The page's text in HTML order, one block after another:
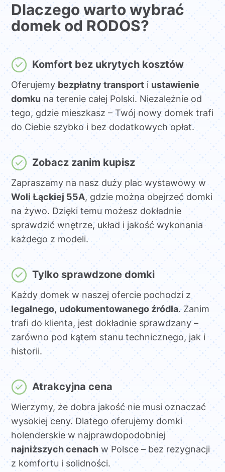
Dlaczego warto wybrać
domek od RODOS?
Komfort bez ukrytych kosztów
Oferujemybezpłatny transporti ustawienie
domkuna terenie całej Polski. Niezależnie od
tego, gdzie mieszkasz – Twój nowy domek trafi
do Ciebie szybko i bez dodatkowych opłat.
Zobacz zanim kupisz
Zapraszamy na nasz duży plac wystawowy w
Woli Łąckiej 55A, gdzie można obejrzeć domki
na żywo. Dzięki temu możesz dokładnie
sprawdzić wnętrze, układ i jakość wykonania
każdego z modeli.
Tylko sprawdzone domki
Każdy domek w naszej ofercie pochodzi z
legalnego, udokumentowanego źródła. Zanim
trafi do klienta, jest dokładnie sprawdzany –
zarówno pod kątem stanu technicznego, jak i
historii.
Atrakcyjna cena
Wierzymy, że dobra jakość nie musi oznaczać
wysokiej ceny. Dlatego oferujemy domki
holenderskie w najprawdopodobniej
najniższych cenachw Polsce – bez rezygnacji
z komfortu i solidności.